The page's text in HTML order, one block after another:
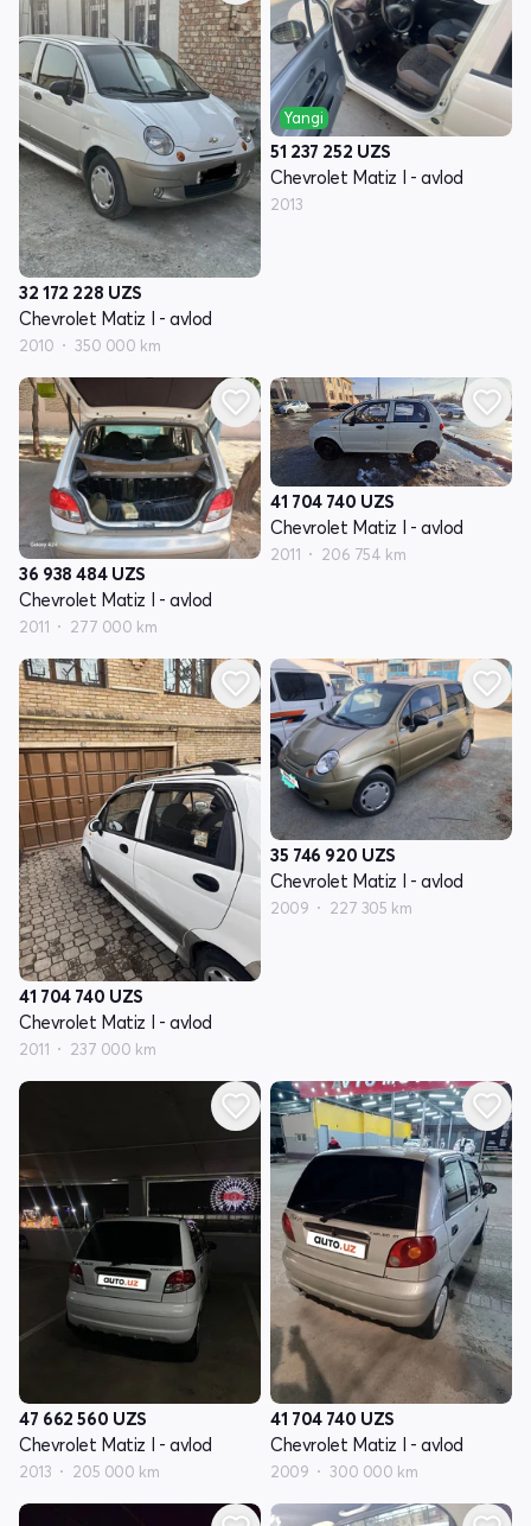
32 172 228 UZS
Chevrolet Matiz I - avlod
2010 350 000 km
Yangi
51 237 252 UZS
Chevrolet Matiz I - avlod
2013
36 938 484 UZS
Chevrolet Matiz I - avlod
2011 277 000 km
41 704 740 UZS
Chevrolet Matiz I - avlod
2011 206 754 km
41 704 740 UZS
Chevrolet Matiz I - avlod
2011 237 000 km
35 746 920 UZS
Chevrolet Matiz I - avlod
2009 227 305 km
47 662 560 UZS
Chevrolet Matiz I - avlod
2013 205 000 km
41 704 740 UZS
Chevrolet Matiz I - avlod
2009 300 000 km